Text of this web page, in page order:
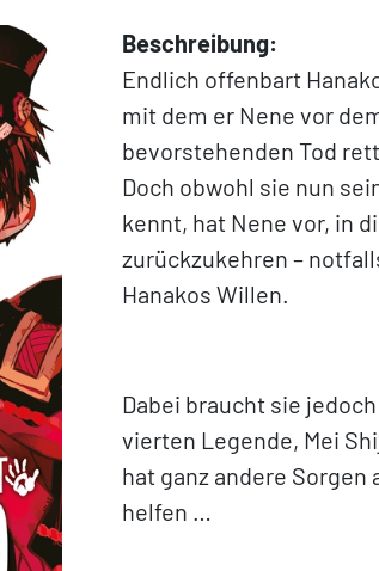
Beschreibung:
Endlich offenbart
mit dem er Nene vor
bevorstehenden Tod
Doch obwohl sie nun
kennt, hat Nene vor, in
zurückzukehren –
Hanakos Willen.
Dabei braucht sie
vierten Legende, Mei
hat ganz andere Sorgen
helfen …